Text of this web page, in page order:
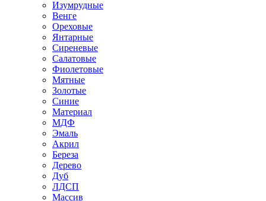
Изумрудные
Венге
Ореховые
Янтарные
Сиреневые
Салатовые
Фиолетовые
Мятные
Золотые
Синие
Материал
МДФ
Эмаль
Акрил
Береза
Дерево
Дуб
ЛДСП
Массив